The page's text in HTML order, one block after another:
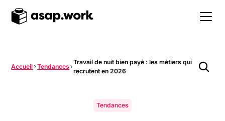
Accueil Tendances
Travail de nuit bien payé : les métiers qui
recrutent en 2026
Tendances